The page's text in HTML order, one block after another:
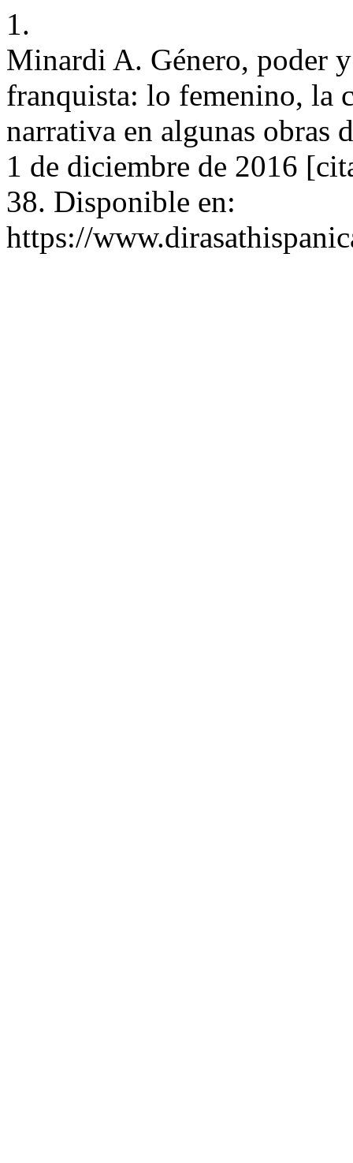
1.
Minardi A. Género, poder
franquista: lo femenino, la
narrativa en algunas obras
1 de diciembre de 2016
38. Disponible en:
https://